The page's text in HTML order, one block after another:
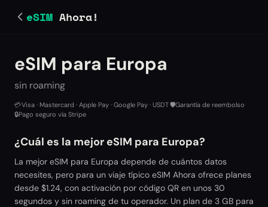
eSIM Ahora!
eSIM para Europa
sin roaming
💳Visa · Mastercard · Apple Pay · Google Pay · USDT🛡️Garantía de reembolso
🔒Pago seguro vía Stripe
¿Cuál es la mejor eSIM para Europa?
La mejor eSIM para Europa depende de cuántos datos
necesites, pero para un viaje típico eSIM Ahora ofrece planes
desde $1.24, con activación por código QR en unos 30
segundos y sin roaming de tu operador. Un plan de 3 GB para